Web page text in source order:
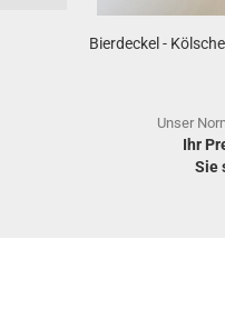
Bierdeckel -
Unser
Ihr
Sie